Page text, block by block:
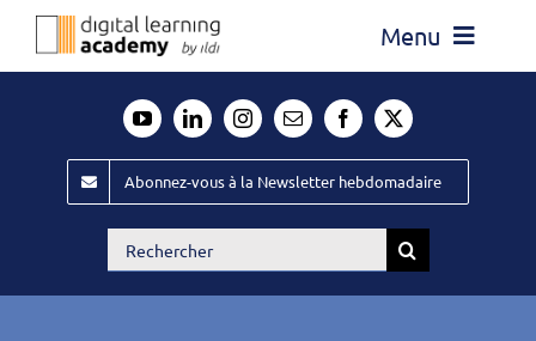
Passer
Menu
Évènements ILDI
Offres d’emploi
Abonnez-vous à la Newsletter hebdomadaire
Rechercher: